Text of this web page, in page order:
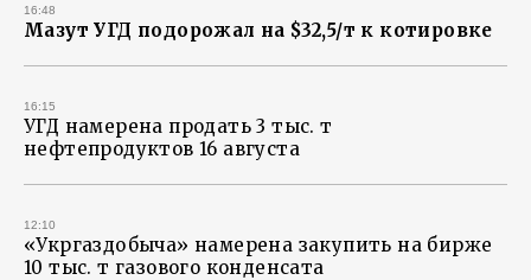
16:48
Мазут УГД подорожал на $32,5/т к котировке
16:15
УГД намерена продать 3 тыс. т
нефтепродуктов 16 августа
12:10
«Укргаздобыча» намерена закупить на бирже
10 тыс. т газового конденсата